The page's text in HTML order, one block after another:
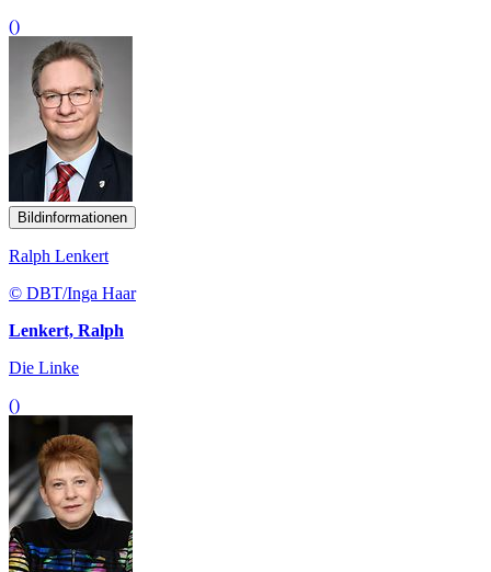
()
Bildinformationen
Ralph Lenkert
© DBT/Inga Haar
Lenkert, Ralph
Die Linke
()